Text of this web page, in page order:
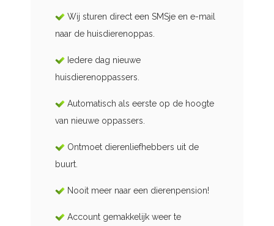
Wij sturen direct een SMSje en e-mail
naar de huisdierenoppas.
Iedere dag nieuwe
huisdierenoppassers.
Automatisch als eerste op de hoogte
van nieuwe oppassers.
Ontmoet dierenliefhebbers uit de
buurt.
Nooit meer naar een dierenpension!
Account gemakkelijk weer te